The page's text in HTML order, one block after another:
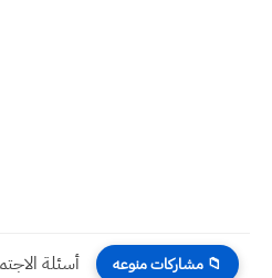
منوعه